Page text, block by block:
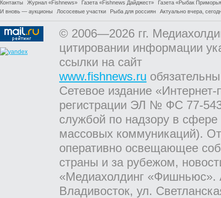
Контакты Журнал «Fishnews» Газета «Fishnews Дайджест»
Газета «Рыбак
И вновь — аукционы
Лососевые участки Рыба для россиян Актуально вчера,
© 2006—2026 гг.
цитировании информации
ссылки на сайт
www.fishnews.ru
Сетевое издание
регистрации ЭЛ № ФС 77-
службой по надзору в
массовых коммуникаций).
оперативно освещающее
страны и за рубежом,
«Медиахолдинг «Фишньюс».
Владивосток, ул.